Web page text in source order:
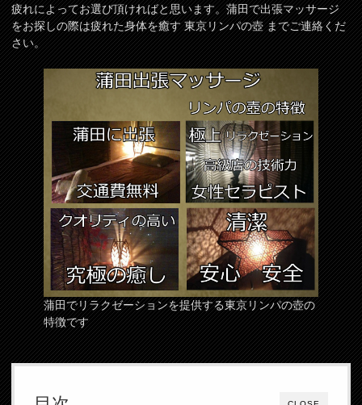
疲れによってお選び頂ければと思います。蒲田で出張マッサージ
をお探しの際は疲れた身体を癒す 東京リンパの壺 までご連絡くだ
さい。
蒲田でリラクゼーションを提供する東京リンパの壺の
特徴です